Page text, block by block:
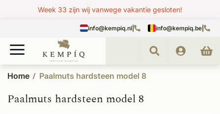
Week 33 zijn wij vanwege vakantie gesloten!
info@kempiq.nl info@kempiq.be
Home Paalmuts hardsteen model 8
Paalmuts hardsteen model 8